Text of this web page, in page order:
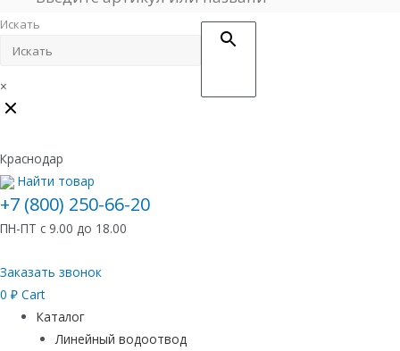
Искать
×
Краснодар
Найти товар
+7 (800) 250-66-20
ПН-ПТ с 9.00 до 18.00
Заказать звонок
0 ₽ Cart
Каталог
Линейный водоотвод